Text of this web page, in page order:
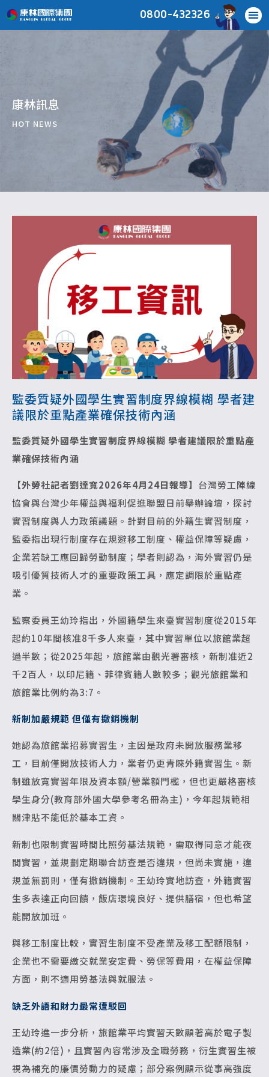
0800-432326
康林訊息
HOT NEWS
監委質疑外國學生實習制度界線模糊 學者建
議限於重點產業確保技術內涵
監委質疑外國學生實習制度界線模糊 學者建議限於重點產
業確保技術內涵
【外勞社記者劉達寬2026年4月24日報導】 台灣勞工陣線
協會與台灣少年權益與福利促進聯盟日前舉辦論壇，探討
實習制度與人力政策議題。針對目前的外籍生實習制度，
監委指出現行制度存在規避移工制度、權益保障等疑慮，
企業若缺工應回歸勞動制度；學者則認為，海外實習仍是
吸引優質技術人才的重要政策工具，應定調限於重點產
業。
監察委員王幼玲指出，外國籍學生來臺實習制度從2015年
起約10年間核准8千多人來臺，其中實習單位以旅館業超
過半數；從2025年起，旅館業由觀光署審核，新制准近2
千2百人，以印尼籍、菲律賓籍人數較多；觀光旅館業和
旅館業比例約為3:7。
新制加嚴規範 但僅有撤銷機制
她認為旅館業招募實習生，主因是政府未開放服務業移
工，目前僅開放技術人力，業者仍更青睞外籍實習生。新
制雖放寬實習年限及資本額/營業額門檻，但也更嚴格審核
學生身分(教育部外國大學參考名冊為主)，今年起規範相
關津貼不能低於基本工資。
新制也限制實習時間比照勞基法規範，需取得同意才能夜
間實習，並規劃定期聯合訪查是否違規，但尚未實施，違
規並無罰則，僅有撤銷機制。王幼玲實地訪查，外籍實習
生多表達正向回饋，飯店環境良好、提供膳宿，但也希望
能開放加班。
與移工制度比較，實習生制度不受產業及移工配額限制，
企業也不需要繳交就業安定費、勞保等費用，在權益保障
方面，則不適用勞基法與就服法。
缺乏外語和財力最常遭駁回
王幼玲進一步分析，旅館業平均實習天數顯著高於電子製
造業(約2倍)，且實習內容常涉及全職勞務，衍生實習生被
視為補充的廉價勞動力的疑慮；部分案例顯示從事高強度